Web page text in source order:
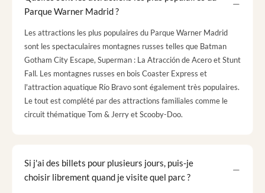
Parque Warner Madrid ?
Les attractions les plus populaires du Parque Warner Madrid
sont les spectaculaires montagnes russes telles que Batman
Gotham City Escape, Superman : La Atracción de Acero et Stunt
Fall. Les montagnes russes en bois Coaster Express et
l'attraction aquatique Río Bravo sont également très populaires.
Le tout est complété par des attractions familiales comme le
circuit thématique Tom & Jerry et Scooby-Doo.
Si j'ai des billets pour plusieurs jours, puis-je
choisir librement quand je visite quel parc ?